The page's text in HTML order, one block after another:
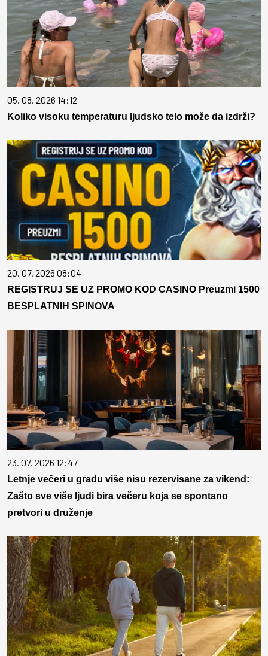
05. 08. 2026 14:12
Koliko visoku temperaturu ljudsko telo može da izdrži?
20. 07. 2026 08:04
REGISTRUJ SE UZ PROMO KOD CASINO Preuzmi 1500
BESPLATNIH SPINOVA
23. 07. 2026 12:47
Letnje večeri u gradu više nisu rezervisane za vikend:
Zašto sve više ljudi bira večeru koja se spontano
pretvori u druženje